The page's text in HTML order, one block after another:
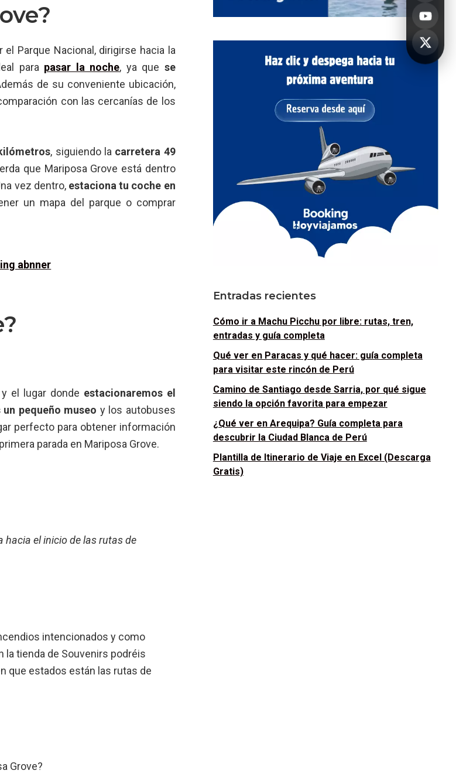
el Parque Nacional, dirigirse hacia la
para pasar la noche, ya que se
de su conveniente ubicación,
con las cercanías de los
, siguiendo la carretera 49
que Mariposa Grove está dentro
vez dentro, estaciona tu coche en
un mapa del parque o comprar
el lugar donde estacionaremos el
pequeño museo y los autobuses
perfecto para obtener información
parada en Mariposa Grove.
hacia el inicio de las rutas de
intencionados y como
tienda de Souvenirs podréis
que estados están las rutas de
Entradas recientes
Cómo ir a Machu Picchu por libre: rutas, tren,
entradas y guía completa
Qué ver en Paracas y qué hacer: guía completa
para visitar este rincón de Perú
Camino de Santiago desde Sarria, por qué sigue
siendo la opción favorita para empezar
¿Qué ver en Arequipa? Guía completa para
descubrir la Ciudad Blanca de Perú
Plantilla de Itinerario de Viaje en Excel (Descarga
Gratis)